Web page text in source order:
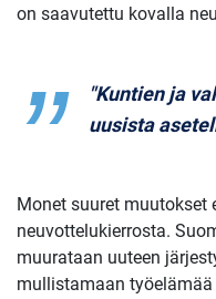
on saavutettu kovalla
"Kuntien ja
uusista
Monet suuret muutokset
neuvottelukierrosta.
muurataan uuteen
mullistamaan